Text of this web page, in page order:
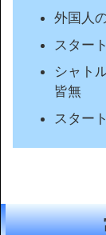
外国人
スター
シャト
皆無
スター